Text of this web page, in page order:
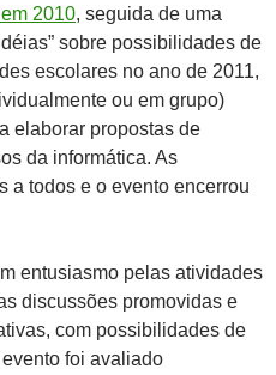
em 2010, seguida de uma
sobre possibilidades de
escolares no ano de 2011,
ou em grupo)
elaborar propostas de
da informática. As
a todos e o evento encerrou
entusiasmo pelas atividades
discussões promovidas e
com possibilidades de
foi avaliado